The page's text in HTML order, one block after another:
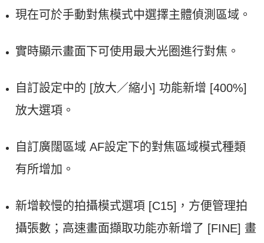
現在可於手動對焦模式中選擇主體偵測區域。
實時顯示畫面下可使用最大光圈進行對焦。
自訂設定中的 [放大／縮小] 功能新增 [400%]
放大選項。
自訂廣闊區域 AF設定下的對焦區域模式種類
有所增加。
新增較慢的拍攝模式選項 [C15]，方便管理拍
攝張數；高速畫面擷取功能亦新增了 [FINE] 畫